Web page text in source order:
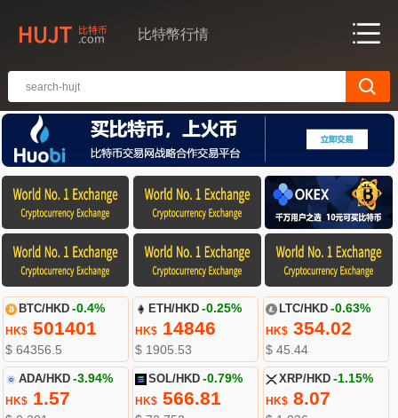
比特幣行情
BTC/HKD -0.4%
HK$501401
$ 64356.5
ETH/HKD -0.25%
HK$ 14846
$ 1905.53
LTC/HKD -0.63%
HK$354.02
$ 45.44
ADA/HKD -3.94%
HK$1.57
SOL/HKD -0.79%
HK$ 566.81
XRP/HKD -1.15%
HK$8.07